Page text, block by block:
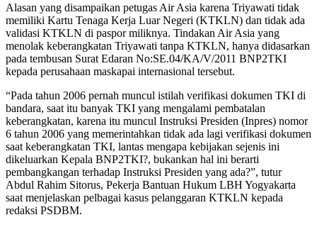
Alasan yang disampaikan petugas Air Asia karena Triyawati tidak
memiliki Kartu Tenaga Kerja Luar Negeri (KTKLN) dan tidak ada
validasi KTKLN di paspor miliknya. Tindakan Air Asia yang
menolak keberangkatan Triyawati tanpa KTKLN, hanya didasarkan
pada tembusan Surat Edaran No:SE.04/KA/V/2011 BNP2TKI
kepada perusahaan maskapai internasional tersebut.
“Pada tahun 2006 pernah muncul istilah verifikasi dokumen TKI di
bandara, saat itu banyak TKI yang mengalami pembatalan
keberangkatan, karena itu muncul Instruksi Presiden (Inpres) nomor
6 tahun 2006 yang memerintahkan tidak ada lagi verifikasi dokumen
saat keberangkatan TKI, lantas mengapa kebijakan sejenis ini
dikeluarkan Kepala BNP2TKI?, bukankan hal ini berarti
pembangkangan terhadap Instruksi Presiden yang ada?”, tutur
Abdul Rahim Sitorus, Pekerja Bantuan Hukum LBH Yogyakarta
saat menjelaskan pelbagai kasus pelanggaran KTKLN kepada
redaksi PSDBM.